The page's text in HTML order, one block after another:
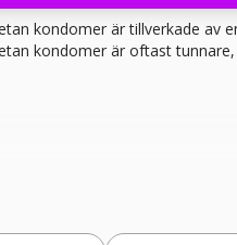
kondomer är tillverkade av
kondomer är oftast